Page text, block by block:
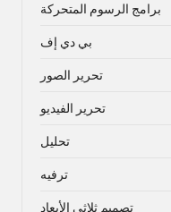
برامج الرسوم المتحركة
بي دي إف
تحرير الصور
تحرير الفيديو
تحليل
ترفيه
تصميم ثلاثي الأبعاد